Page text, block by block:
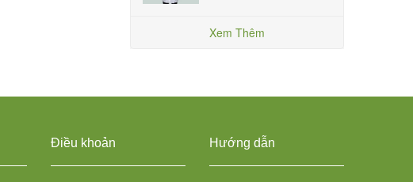
Xem Thêm
Điều khoản Hướng dẫn